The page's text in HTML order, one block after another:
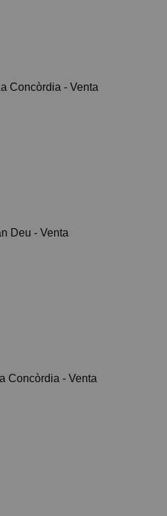
Concòrdia - Venta
Deu - Venta
Concòrdia - Venta